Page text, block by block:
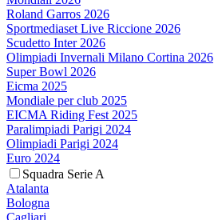
Roland Garros 2026
Sportmediaset Live Riccione 2026
Scudetto Inter 2026
Olimpiadi Invernali Milano Cortina 2026
Super Bowl 2026
Eicma 2025
Mondiale per club 2025
EICMA Riding Fest 2025
Paralimpiadi Parigi 2024
Olimpiadi Parigi 2024
Euro 2024
Squadra Serie A
Atalanta
Bologna
Cagliari